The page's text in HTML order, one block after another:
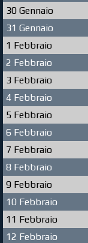
30 Gennaio
31 Gennaio
1 Febbraio
2 Febbraio
3 Febbraio
4 Febbraio
5 Febbraio
6 Febbraio
7 Febbraio
8 Febbraio
9 Febbraio
10 Febbraio
11 Febbraio
12 Febbraio